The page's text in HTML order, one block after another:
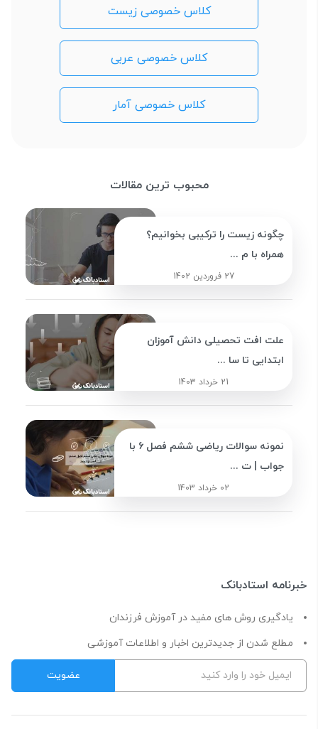
کلاس خصوصی زیست
کلاس خصوصی عربی
کلاس خصوصی آمار
محبوب ترین مقالات
چگونه زیست را ترکیبی بخوانیم؟
همراه با م ...
27 فروردین 1402
علت افت تحصیلی دانش آموزان
ابتدایی تا سا ...
21 خرداد 1403
نمونه سوالات ریاضی ششم فصل 6 با
جواب | ت ...
02 خرداد 1403
خبرنامه استادبانک
یادگیری روش های مفید در آموزش فرزندان
مطلع شدن از جدیدترین اخبار و اطلاعات آموزشی